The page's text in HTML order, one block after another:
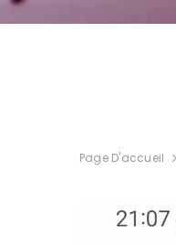
IGNORER ET PASSER AU CONTENU
Page D'accueil